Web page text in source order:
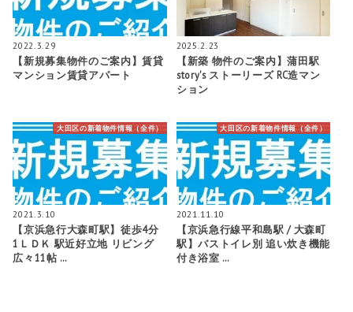
2022.3.29
【新規募集物件のご案内】賃貸
マンション賃貸アパート
2025.2.23
【新築 物件のご案内】蒲田駅
story's ストーリーズ RC造マン
ション
大田区の新着物件情報（全件）
2021.3.10
【京浜急行大森町駅】徒歩4分
1ＬＤＫ 駅近好立地 リビング
広々11帖 …
大田区の新着物件情報（全件）
2021.11.10
【京浜急行線平和島駅 / 大森町
駅】バストイレ別 追い炊き機能
付き浴室 …